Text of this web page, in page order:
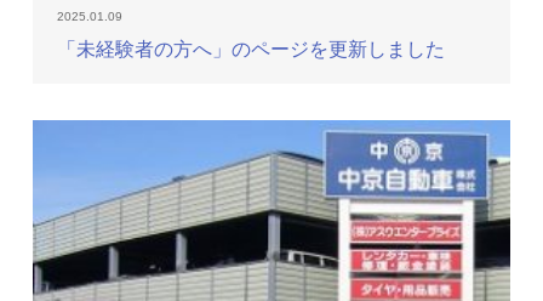
2025.01.09
「未経験者の方へ」のページを更新しました